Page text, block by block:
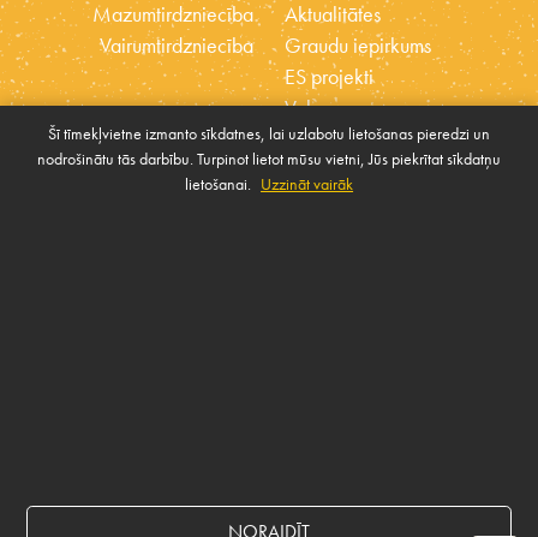
Mazumtirdzniecība
Vairumtirdzniecība
Sīkdatnes
Aktualitātes
Graudu iepirkums
ES projekti
Vakances
Ētikas kodekss
Sabiedrības atbalsta
Šī tīmekļvietne izmanto sīkdatnes, lai uzlabotu lietošanas pieredzi un
nodrošinātu tās darbību. Turpinot lietot mūsu vietni, Jūs piekrītat sīkdatņu
lietošanai. Uzzināt vairāk
NORAIDĪT